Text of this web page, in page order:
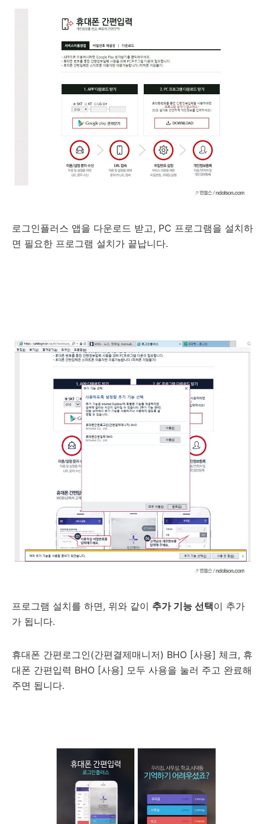
로그인플러스 앱을 다운로드 받고, PC 프로그램을 설치하
면 필요한 프로그램 설치가 끝납니다.
프로그램 설치를 하면, 위와 같이 추가 기능 선택이 추가
가 됩니다.
휴대폰 간편로그인(간편결제매니저) BHO [사용] 체크, 휴
대폰 간편입력 BHO [사용] 모두 사용을 눌러 주고 완료해
주면 됩니다.